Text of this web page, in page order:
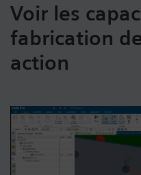
Voir les
fabrication
action